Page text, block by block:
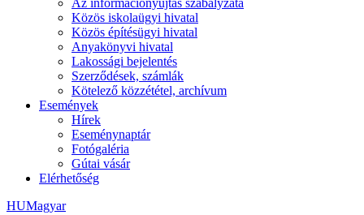
Az információnyújtás szabályzata
Közös iskolaügyi hivatal
Közös építésügyi hivatal
Anyakönyvi hivatal
Lakossági bejelentés
Szerződések, számlák
Kötelező közzététel, archívum
Események
Hírek
Eseménynaptár
Fotógaléria
Gútai vásár
Elérhetőség
HUMagyar